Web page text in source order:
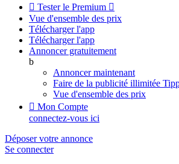
 Tester le Premium 
Vue d'ensemble des prix
Télécharger l'app
Télécharger l'app
Annoncer gratuitement
b
Annoncer maintenant
Faire de la publicité illimitée
Vue d'ensemble des prix
 Mon Compte
connectez-vous ici
Déposer votre annonce
Se connecter